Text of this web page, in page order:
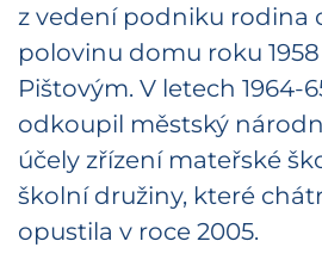
z vedení podniku rodina
polovinu domu roku
Pištovým. V letech 1964-
odkoupil městský
účely zřízení mateřské
školní družiny, které
opustila v roce 2005.